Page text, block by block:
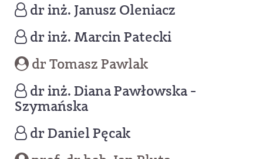
dr inż. Janusz Oleniacz
dr inż. Marcin Patecki
dr Tomasz Pawlak
dr inż. Diana Pawłowska -
Szymańska
dr Daniel Pęcak